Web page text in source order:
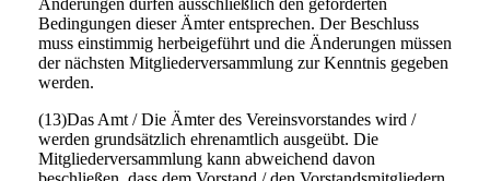
Änderungen dürfen ausschließlich den geforderten
Bedingungen dieser Ämter entsprechen. Der Beschluss
muss einstimmig herbeigeführt und die Änderungen müssen
der nächsten Mitgliederversammlung zur Kenntnis gegeben
werden.
(13)Das Amt / Die Ämter des Vereinsvorstandes wird /
werden grundsätzlich ehrenamtlich ausgeübt. Die
Mitgliederversammlung kann abweichend davon